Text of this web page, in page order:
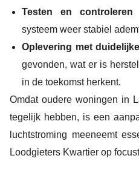
Testen en controleren
systeem weer stabiel
Oplevering met
gevonden, wat er is
in de toekomst herkent.
Omdat oudere woningen in
tegelijk hebben, is een
luchtstroming meeneemt
Loodgieters Kwartier op